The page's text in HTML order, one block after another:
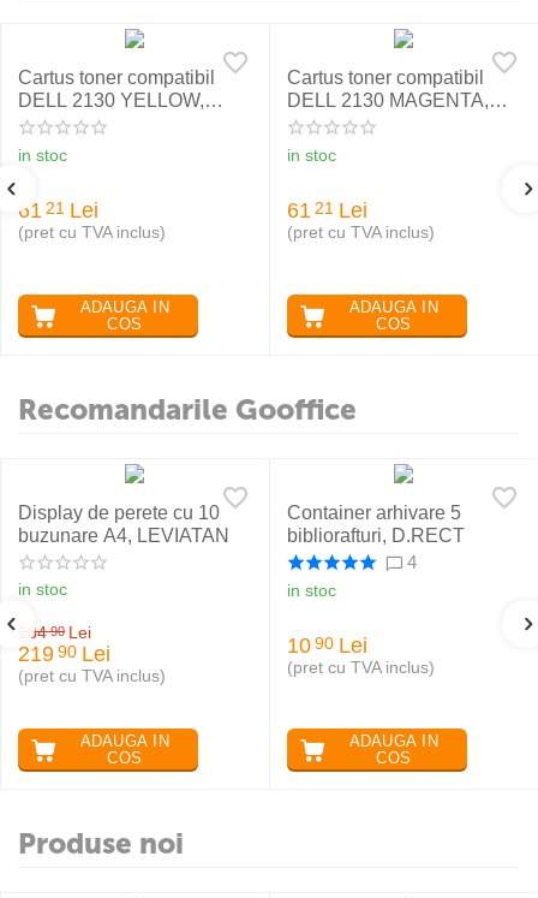
Cartus toner compatibil
DELL 2130 YELLOW,
RETECH
in stoc
61 21 Lei
(pret cu TVA inclus)
ADAUGA IN
COS
Cartus toner compatibil
DELL 2130 MAGENTA,
RETECH
in stoc
61 21 Lei
(pret cu TVA inclus)
ADAUGA IN
COS
Recomandarile Gooffice
Display de perete cu 10
buzunare A4, LEVIATAN
in stoc
234 90 Lei
219 90 Lei
(pret cu TVA inclus)
ADAUGA IN
COS
Container arhivare 5
bibliorafturi, D.RECT
4
in stoc
10 90 Lei
(pret cu TVA inclus)
ADAUGA IN
COS
Produse noi